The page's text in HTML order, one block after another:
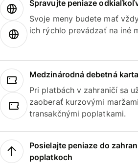
Spravujte peniaze
Svoje meny budete mať
ich rýchlo prevádzať na iné
Medzinárodná debetná karta
Pri platbách v zahraničí sa
zaoberať kurzovými
transakčnými poplatkami.
Posielajte peniaze do
poplatkoch